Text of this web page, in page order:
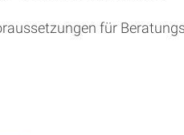
für